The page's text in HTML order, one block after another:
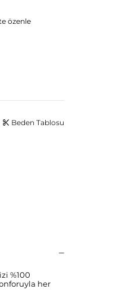
özenle
Beden Tablosu
%100
her